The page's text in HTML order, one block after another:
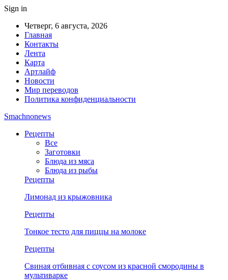
Sign in
Четверг, 6 августа, 2026
Главная
Контакты
Лента
Карта
Артлайф
Новости
Мир переводов
Политика конфиденциальности
Smachnonews
Рецепты
Все
Заготовки
Блюда из мяса
Блюда из рыбы
Рецепты
Лимонад из крыжовника
Рецепты
Тонкое тесто для пиццы на молоке
Рецепты
Свиная отбивная с соусом из красной смородины в
мультиварке